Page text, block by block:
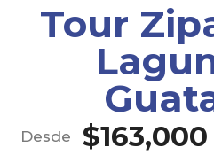
Tour
Desde $163,000